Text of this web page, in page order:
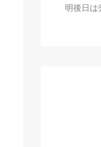
明後日